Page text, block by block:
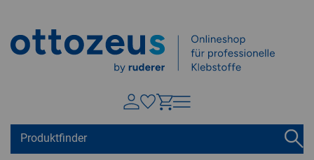
Springen zu
Tastaturkurzbefehle